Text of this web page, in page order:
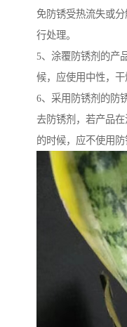
免防锈受热流失或
行处理。
5、涂覆防锈剂的产
候，应使用中性，干
6、采用防锈剂的防
去防锈剂，若产品
的时候，应不使用防